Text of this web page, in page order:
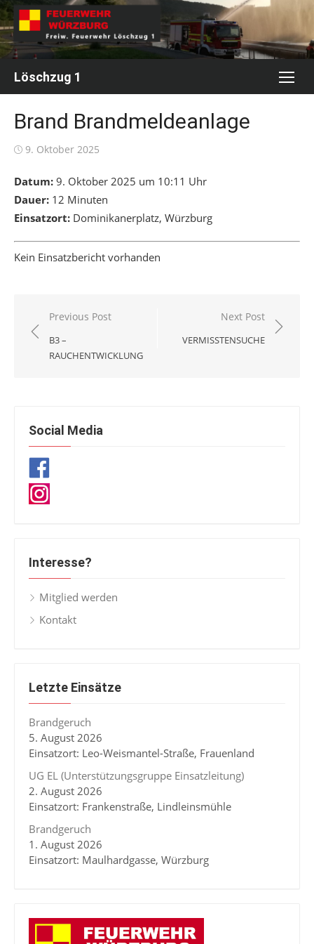
Skip
to
content
Löschzug 1
Brand Brandmeldeanlage
Posted
9. Oktober 2025
Datum: 9. Oktober 2025 um 10:11 Uhr
Dauer: 12 Minuten
Einsatzort: Dominikanerplatz, Würzburg
Kein Einsatzbericht vorhanden
Beitragsnavigation
Previous Post
B3 –
RAUCHENTWICKLUNG
Next Post
VERMISSTENSUCHE
Social Media
Interesse?
Mitglied werden
Kontakt
Letzte Einsätze
Brandgeruch
5. August 2026
Einsatzort: Leo-Weismantel-Straße, Frauenland
UG EL (Unterstützungsgruppe Einsatzleitung)
2. August 2026
Einsatzort: Frankenstraße, Lindleinsmühle
Brandgeruch
1. August 2026
Einsatzort: Maulhardgasse, Würzburg